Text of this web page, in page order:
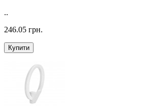
..
246.05 грн.
Купити